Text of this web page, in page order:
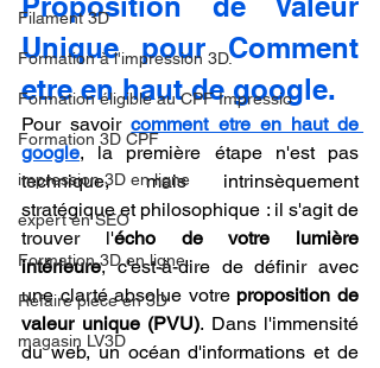
Filament 3D
Formation à l'impression 3D.
Formation éligible au CPF Impressio
Formation 3D CPF
impression 3D en ligne
expert en SEO
Formation 3D en ligne.
Refaire piece en 3D
magasin LV3D
Unique pour Comment
etre en haut de google.
Pour savoir comment etre en haut de
google, la première étape n'est pas
technique, mais intrinsèquement
stratégique et philosophique : il s'agit de
trouver l'écho de votre lumière
intérieure, c'est-à-dire de définir avec
une clarté absolue votre proposition de
valeur unique (PVU). Dans l'immensité
du web, un océan d'informations et de